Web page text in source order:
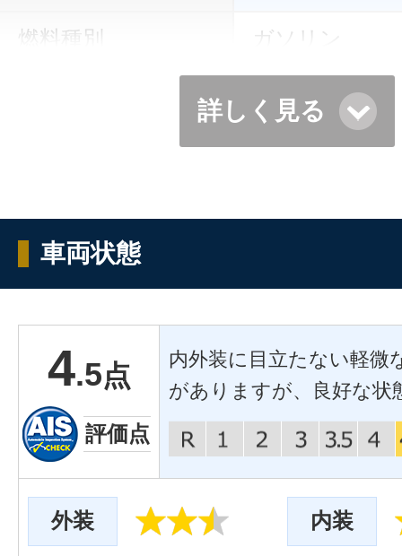
燃料種別 ガソリン
詳しく見る
車両状態
4.5点
評価点
内外装に目立たない軽微
がありますが、良好な状
外装 内装